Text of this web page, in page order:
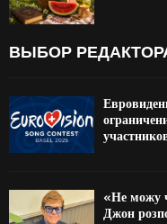
ВЫБОР
«Не можу
Джон